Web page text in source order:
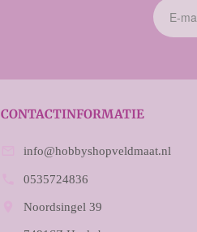
CONTACTINFORMATIE
info@hobbyshopveldmaat.nl
0535724836
Noordsingel 39